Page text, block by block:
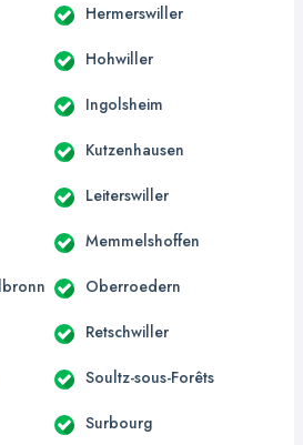
Hermerswiller
Hohwiller
Ingolsheim
Kutzenhausen
Leiterswiller
Memmelshoffen
Oberroedern
Retschwiller
Soultz-sous-Forêts
Surbourg